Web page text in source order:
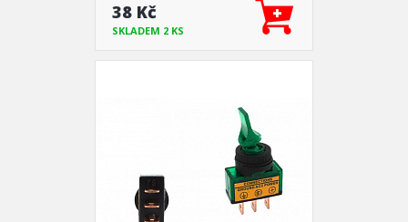
38 Kč
SKLADEM 2 KS